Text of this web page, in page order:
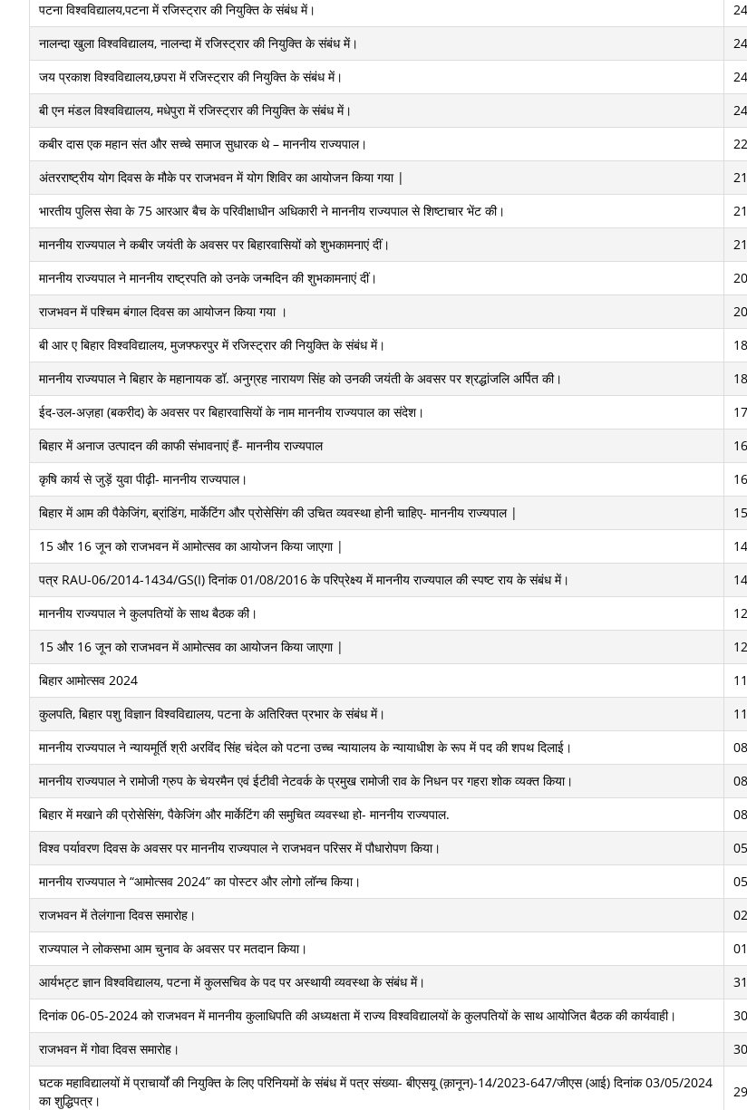
पटना विश्वविद्यालय,पटना में रजिस्ट्रार की नियुक्ति के संबंध में।
नालन्दा खुला विश्वविद्यालय, नालन्दा में रजिस्ट्रार की नियुक्ति के संबंध में।
जय प्रकाश विश्वविद्यालय,छपरा में रजिस्ट्रार की नियुक्ति के संबंध में।
बी एन मंडल विश्वविद्यालय, मधेपुरा में रजिस्ट्रार की नियुक्ति के संबंध में।
कबीर दास एक महान संत और सच्चे समाज सुधारक थे – माननीय राज्यपाल।
अंतरराष्ट्रीय योग दिवस के मौके पर राजभवन में योग शिविर का आयोजन किया गया |
भारतीय पुलिस सेवा के 75 आरआर बैच के परिवीक्षाधीन अधिकारी ने माननीय राज्यपाल से शिष्टाचार भेंट की।
माननीय राज्यपाल ने कबीर जयंती के अवसर पर बिहारवासियों को शुभकामनाएं दीं।
माननीय राज्यपाल ने माननीय राष्ट्रपति को उनके जन्मदिन की शुभकामनाएं दीं।
राजभवन में पश्चिम बंगाल दिवस का आयोजन किया गया ।
बी आर ए बिहार विश्वविद्यालय, मुजफ्फरपुर में रजिस्ट्रार की नियुक्ति के संबंध में।
माननीय राज्यपाल ने बिहार के महानायक डॉ. अनुग्रह नारायण सिंह को उनकी जयंती के अवसर पर श्रद्धांजलि अर्पित की।
ईद-उल-अज़हा (बकरीद) के अवसर पर बिहारवासियों के नाम माननीय राज्यपाल का संदेश।
बिहार में अनाज उत्पादन की काफी संभावनाएं हैं- माननीय राज्यपाल
कृषि कार्य से जुड़ें युवा पीढ़ी- माननीय राज्यपाल।
बिहार में आम की पैकेजिंग, ब्रांडिंग, मार्केटिंग और प्रोसेसिंग की उचित व्यवस्था होनी चाहिए- माननीय राज्यपाल |
15 और 16 जून को राजभवन में आमोत्सव का आयोजन किया जाएगा |
पत्र RAU-06/2014-1434/GS(I) दिनांक 01/08/2016 के परिप्रेक्ष्य में माननीय राज्यपाल की स्पष्ट राय के संबंध में।
माननीय राज्यपाल ने कुलपतियों के साथ बैठक की।
15 और 16 जून को राजभवन में आमोत्सव का आयोजन किया जाएगा |
बिहार आमोत्सव 2024
कुलपति, बिहार पशु विज्ञान विश्वविद्यालय, पटना के अतिरिक्त प्रभार के संबंध में।
माननीय राज्यपाल ने न्यायमूर्ति श्री अरविंद सिंह चंदेल को पटना उच्च न्यायालय के न्यायाधीश के रूप में पद की शपथ दिलाई।
माननीय राज्यपाल ने रामोजी ग्रुप के चेयरमैन एवं ईटीवी नेटवर्क के प्रमुख रामोजी राव के निधन पर गहरा शोक व्यक्त किया।
बिहार में मखाने की प्रोसेसिंग, पैकेजिंग और मार्केटिंग की समुचित व्यवस्था हो- माननीय राज्यपाल.
विश्व पर्यावरण दिवस के अवसर पर माननीय राज्यपाल ने राजभवन परिसर में पौधारोपण किया।
माननीय राज्यपाल ने “आमोत्सव 2024” का पोस्टर और लोगो लॉन्च किया।
राजभवन में तेलंगाना दिवस समारोह।
राज्यपाल ने लोकसभा आम चुनाव के अवसर पर मतदान किया।
आर्यभट्ट ज्ञान विश्वविद्यालय, पटना में कुलसचिव के पद पर अस्थायी व्यवस्था के संबंध में।
दिनांक 06-05-2024 को राजभवन में माननीय कुलाधिपति की अध्यक्षता में राज्य विश्वविद्यालयों के कुलपतियों के साथ आयोजित बैठक की कार्यवाही।
राजभवन में गोवा दिवस समारोह।
घटक महाविद्यालयों में प्राचार्यों की नियुक्ति के लिए परिनियमों के संबंध में पत्र संख्या- बीएसयू (क़ानून)-14/2023-647/जीएस (आई) दिनांक 03/05/2024
का शुद्धिपत्र।